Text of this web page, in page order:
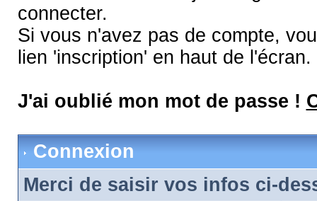
connecter.
Si vous n'avez pas de compte,
lien 'inscription' en haut de l'écran.
J'ai oublié mon mot de passe !
Connexion
Merci de saisir vos infos ci-